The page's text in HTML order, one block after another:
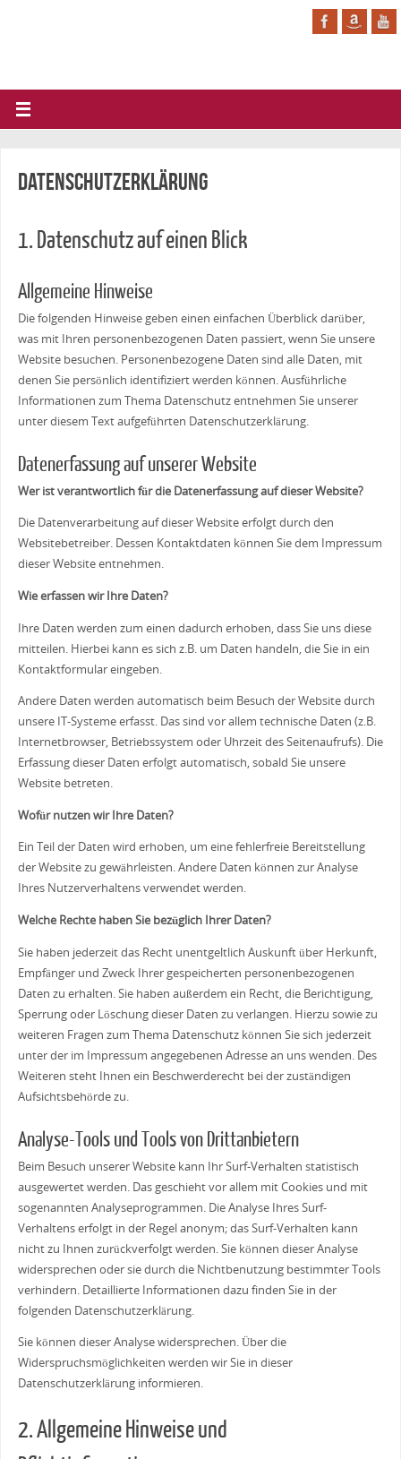
Datenschutzerklärung
1. Datenschutz auf einen Blick
Allgemeine Hinweise
Die folgenden Hinweise geben einen einfachen Überblick darüber,
was mit Ihren personenbezogenen Daten passiert, wenn Sie unsere
Website besuchen. Personenbezogene Daten sind alle Daten, mit
denen Sie persönlich identifiziert werden können. Ausführliche
Informationen zum Thema Datenschutz entnehmen Sie unserer
unter diesem Text aufgeführten Datenschutzerklärung.
Datenerfassung auf unserer Website
Wer ist verantwortlich für die Datenerfassung auf dieser Website?
Die Datenverarbeitung auf dieser Website erfolgt durch den
Websitebetreiber. Dessen Kontaktdaten können Sie dem Impressum
dieser Website entnehmen.
Wie erfassen wir Ihre Daten?
Ihre Daten werden zum einen dadurch erhoben, dass Sie uns diese
mitteilen. Hierbei kann es sich z.B. um Daten handeln, die Sie in ein
Kontaktformular eingeben.
Andere Daten werden automatisch beim Besuch der Website durch
unsere IT-Systeme erfasst. Das sind vor allem technische Daten (z.B.
Internetbrowser, Betriebssystem oder Uhrzeit des Seitenaufrufs). Die
Erfassung dieser Daten erfolgt automatisch, sobald Sie unsere
Website betreten.
Wofür nutzen wir Ihre Daten?
Ein Teil der Daten wird erhoben, um eine fehlerfreie Bereitstellung
der Website zu gewährleisten. Andere Daten können zur Analyse
Ihres Nutzerverhaltens verwendet werden.
Welche Rechte haben Sie bezüglich Ihrer Daten?
Sie haben jederzeit das Recht unentgeltlich Auskunft über Herkunft,
Empfänger und Zweck Ihrer gespeicherten personenbezogenen
Daten zu erhalten. Sie haben außerdem ein Recht, die Berichtigung,
Sperrung oder Löschung dieser Daten zu verlangen. Hierzu sowie zu
weiteren Fragen zum Thema Datenschutz können Sie sich jederzeit
unter der im Impressum angegebenen Adresse an uns wenden. Des
Weiteren steht Ihnen ein Beschwerderecht bei der zuständigen
Aufsichtsbehörde zu.
Analyse-Tools und Tools von Drittanbietern
Beim Besuch unserer Website kann Ihr Surf-Verhalten statistisch
ausgewertet werden. Das geschieht vor allem mit Cookies und mit
sogenannten Analyseprogrammen. Die Analyse Ihres Surf-
Verhaltens erfolgt in der Regel anonym; das Surf-Verhalten kann
nicht zu Ihnen zurückverfolgt werden. Sie können dieser Analyse
widersprechen oder sie durch die Nichtbenutzung bestimmter Tools
verhindern. Detaillierte Informationen dazu finden Sie in der
folgenden Datenschutzerklärung.
Sie können dieser Analyse widersprechen. Über die
Widerspruchsmöglichkeiten werden wir Sie in dieser
Datenschutzerklärung informieren.
2. Allgemeine Hinweise und